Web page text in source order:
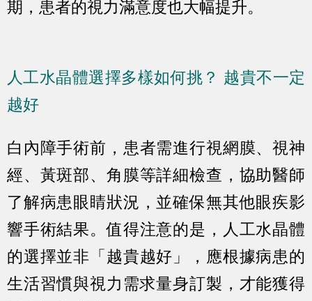
期，患者的視力滿意度也大幅提升。
人工水晶體選擇多樣如何挑？ 越貴不一定
越好
白內障手術前，患者需進行視網膜、視神
經、黃斑部、角膜等詳細檢查，協助醫師
了解病患眼睛狀況，並確保無其他眼疾影
響手術結果。值得注意的是，人工水晶體
的選擇並非「越貴越好」，應根據病患的
生活習慣與視力需求量身訂製，才能獲得